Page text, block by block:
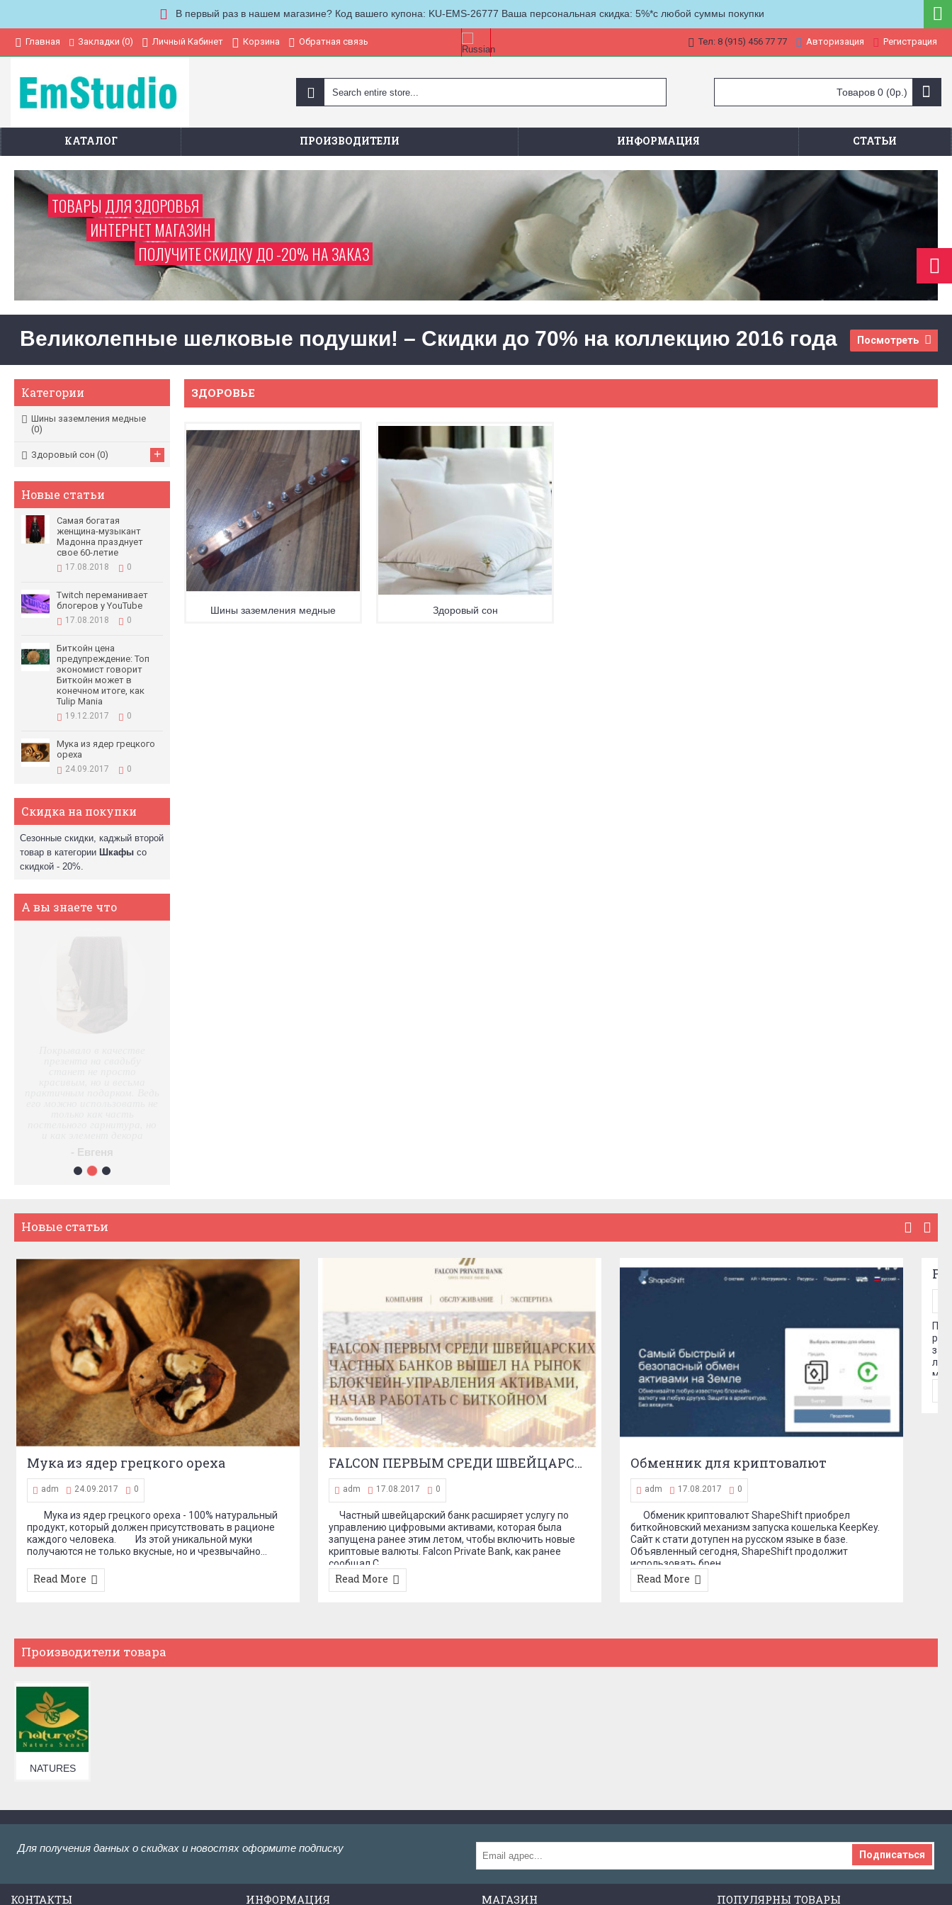
В первый раз в нашем магазине? Код вашего купона: KU-EMS-26777 Ваша персональная скидка: 5%*с любой суммы покупки
Главная Закладки (0) Личный Кабинет Корзина Обратная связь Тел: 8 (915) 456 77 77 Авторизация Регистрация
Товаров 0 (0р.)
КАТАЛОГ ПРОИЗВОДИТЕЛИ ИНФОРМАЦИЯ СТАТЬИ
ТОВАРЫ ДЛЯ ЗДОРОВЬЯ
ИНТЕРНЕТ МАГАЗИН
ПОЛУЧИТЕ СКИДКУ ДО -20% НА ЗАКАЗ
Великолепные шелковые подушки! – Скидки до 70% на коллекцию 2016 года Посмотреть
Категории
Шины заземления медные
(0)
Здоровый сон (0) +
Новые статьи
Самая богатая
женщина-музыкант
Мадонна празднует
свое 60-летие
17.08.2018 0
Twitch переманивает
блогеров у YouTube
17.08.2018 0
Биткойн цена
предупреждение: Топ
экономист говорит
Биткойн может в
конечном итоге, как
Tulip Mania
19.12.2017 0
Мука из ядер грецкого
ореха
24.09.2017 0
Скидка на покупки
Сезонные скидки, каджый второй
товар в категории Шкафы со
скидкой - 20%.
А вы знаете что
- Евгеня
1 2 3
ЗДОРОВЬЕ
Шины заземления медные Здоровый сон
Новые статьи
Обменник для криптовалют
adm 17.08.2017 0
Обменик криптовалют ShapeShift приобрел
биткойновский механизм запуска кошелька KeepKey.
Сайт к стати дотупен на русском языке в базе.
Объявленный сегодня, ShapeShift продолжит
Read More
16.08.2017 0
По словам одной из редакционных коллективов,
рабочая группа в законодательном органе России
задерживает работу над законопроектом о
легализации криптовалюты. Говоря с российским
медиа-источником Inves...
Read More
Ароматерапия как путь к исцелению нервной системы
Наш магазин Natur Place занимается эфирными
маслами и товарами для тела и души. Я бы хотела
рассказать Вам почему. Рассказ будет
нестандартным, зато в нем будет правда: почему и как
масла появил...
Read More
Производители товара
NATURES
Для получения данных о скидках и новостях оформите подписку
Подписаться
КОНТАКТЫ ИНФОРМАЦИЯ МАГАЗИН ПОПУЛЯРНЫ ТОВАРЫ